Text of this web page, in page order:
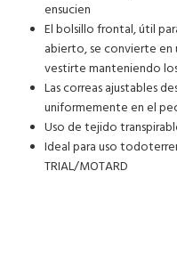
ensucien
El bolsillo frontal, útil
abierto, se convierte
vestirte manteniendo
Las correas ajustables
uniformemente en el
Uso de tejido
Ideal para uso
TRIAL/MOTARD